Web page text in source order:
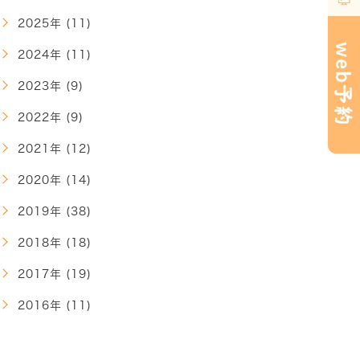
2025年 (11)
2024年 (11)
2023年 (9)
2022年 (9)
2021年 (12)
2020年 (14)
2019年 (38)
2018年 (18)
2017年 (19)
2016年 (11)